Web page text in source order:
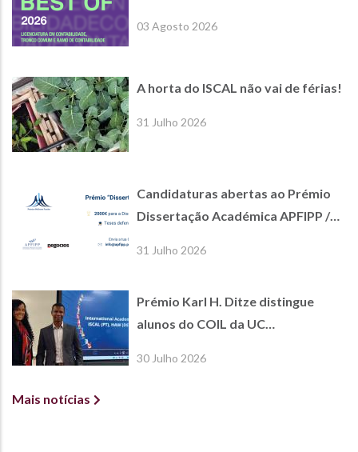
03 Agosto 2026
A horta do ISCAL não vai de férias!
31 Julho 2026
Candidaturas abertas ao Prémio
Dissertação Académica APFIPP /
31 Julho 2026
Prémio Karl H. Ditze distingue
alunos do COIL da UC
30 Julho 2026
Mais notícias